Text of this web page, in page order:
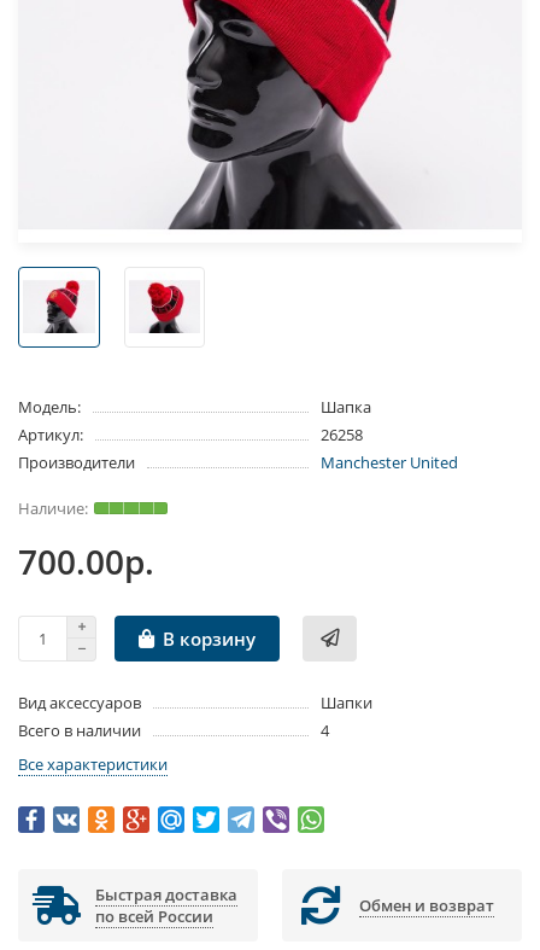
Модель:
Шапка
Артикул:
26258
Производители
Manchester United
700.00р.
В корзину
Вид аксессуаров
Шапки
Всего в наличии
4
Все характеристики
Быстрая доставка
по всей России
Обмен и возврат